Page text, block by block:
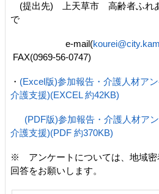
(提出先) 上天草市 高齢者ふれ
で
e-mail(
FAX(0969‐56‐0747)
・ (Excel版)参加報告・介護人材ア
介護支援)(EXCEL 約42KB)
(PDF版)参加報告・介護人材ア
介護支援)(PDF 約370KB)
※ アンケートについては、地域密
回答をお願いします。